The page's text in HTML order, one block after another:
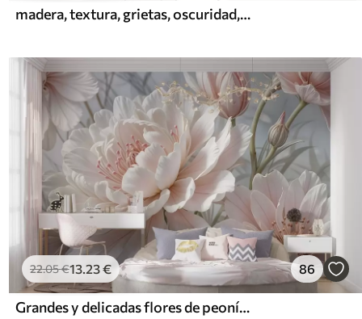
madera, textura, grietas, oscuridad, corteza, superficie
22.05€13.23€ 86
Grandes y delicadas flores de peonía blancas y rosas con pétalos suaves y esponjosos sobre un fondo gris difuminado